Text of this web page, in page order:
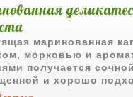
маринованная
морковью и
получается
и хорошо
закуска или